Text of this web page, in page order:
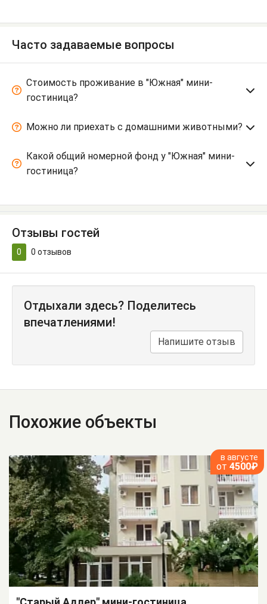
Часто задаваемые вопросы
Стоимость проживание в "Южная" мини-
гостиница?
Можно ли приехать с домашними животными?
Какой общий номерной фонд у "Южная" мини-
гостиница?
Отзывы гостей
0 0 отзывов
Отдыхали здесь? Поделитесь
впечатлениями!
Напишите отзыв
Похожие объекты
в августе
от 4500₽